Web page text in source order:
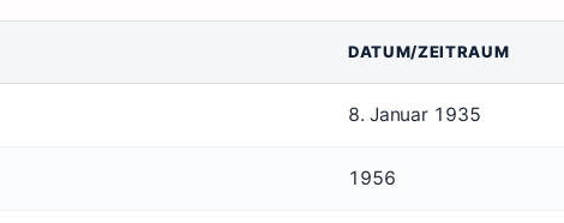
DATUM/ZEITRAUM
8. Januar 1935
1956